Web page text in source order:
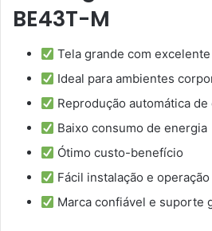
BE43T-M
Tela grande com
Ideal para ambientes
Reprodução automática
Baixo consumo de energia
Ótimo custo-benefício
Fácil instalação e operação
Marca confiável e suporte